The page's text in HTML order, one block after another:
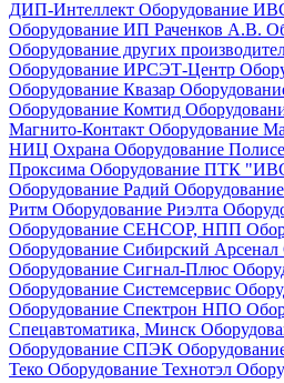
ДИП-Интеллект Оборудование
Оборудование ИП Раченков А.В.
Оборудование других
Оборудование ИРСЭТ-Центр
Оборудование Квазар
Оборудование Комтид
Магнито-Контакт Оборудование
НИЦ Охрана Оборудование
Проксима Оборудование ПТК
Оборудование Радий
Ритм Оборудование Риэлта
Оборудование СЕНСОР, НПП
Оборудование Сибирский Арсенал
Оборудование Сигнал-Плюс
Оборудование Системсервис
Оборудование Спектрон НПО
Спецавтоматика, Минск
Оборудование СПЭК
Теко Оборудование Технотэл